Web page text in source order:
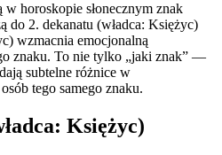
horoskopie słonecznym znak
do 2. dekanatu (władca: Księżyc)
wzmacnia emocjonalną
znaku. To nie tylko „jaki znak” —
subtelne różnice w
tego samego znaku.
Księżyc)